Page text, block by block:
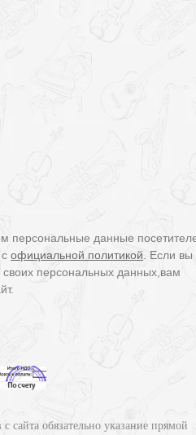
персональные данные
официальной политикой . Если
своих персональных данных,вам
сайта обязательно указание прямой